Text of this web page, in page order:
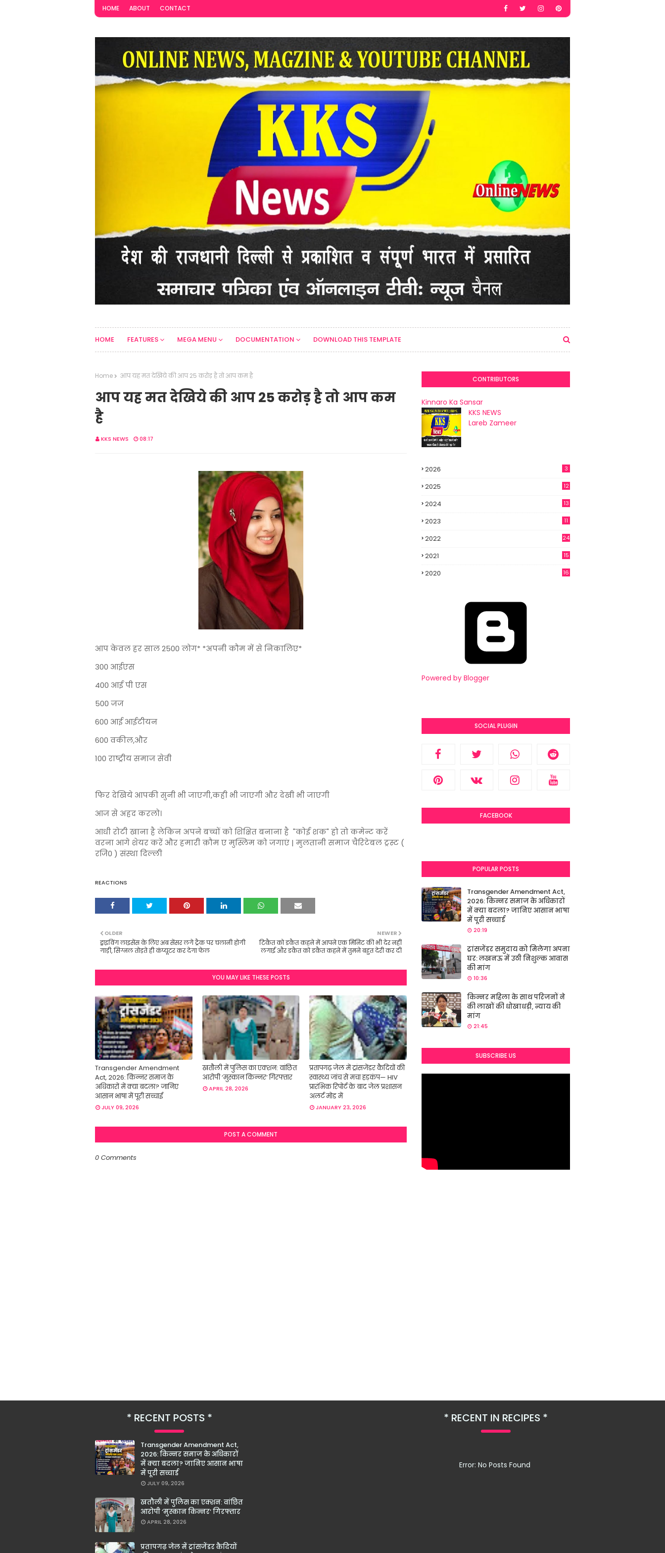
HOME ABOUT CONTACT
HOME FEATURES MEGA MENU DOCUMENTATION DOWNLOAD THIS TEMPLATE
Home आप यह मत देखिये की आप 25 करोड़ है तो आप कम है
आप यह मत देखिये की आप 25 करोड़ है तो आप कम
है
KKS NEWS 08:17
आप केवल हर साल 2500 लोग* *अपनी कौम में से निकालिए*
300 आईएस
400 आई पी एस
500 जज
600 आई आईटीयन
600 वकील,और
100 राष्ट्रीय समाज सेवी
फिर देखिये आपकी सुनी भी जाएगी,कही भी जाएगी और देखी भी जाएगी
आज से अहद करलो।
आधी रोटी खाना है लेकिन अपने बच्चों को शिक्षित बनाना है "कोई शक" हो तो कमेन्ट करें
वरना आगे शेयर करें और हमारी क़ौम ए मुस्लिम को जगाएं | मुलतानी समाज चैरिटेबल ट्रस्ट (
रजि0 ) संस्था दिल्ली
REACTIONS
NEWER
टिकैत को डकैत कहने में आपने एक मिनिट की भी देर नहीं
लगाई और डकैत को डकैत कहने में तुमने बहुत देरी कर दी
OLDER
ड्राइविंग लाइसेंस के लिए अब सेंसर लगे ट्रैक पर चलानी होगी
गाड़ी, सिग्नल तोड़ते ही कंप्यूटर कर देगा फेल
YOU MAY LIKE THESE POSTS
Transgender Amendment
Act, 2026: किन्नर समाज के
अधिकारों में क्या बदला? जानिए
आसान भाषा में पूरी सच्चाई
JULY 09, 2026
खतौली में पुलिस का एक्शन: वांछित
आरोपी ‘मुस्कान किन्नर’ गिरफ्तार
APRIL 28, 2026
प्रतापगढ़ जेल में ट्रांसजेंडर कैदियों की
स्वास्थ्य जांच से मचा हड़कंप— HIV
प्रारंभिक रिपोर्ट के बाद जेल प्रशासन
अलर्ट मोड में
JANUARY 23, 2026
POST A COMMENT
0 Comments
CONTRIBUTORS
Kinnaro Ka Sansar
KKS NEWS
Lareb Zameer
2026 3
2025 12
2024 13
2023 11
2022 24
2021
15
2020
16
Powered by Blogger
SOCIAL PLUGIN
FACEBOOK
POPULAR POSTS
Transgender Amendment Act,
2026: किन्नर समाज के अधिकारों
में क्या बदला? जानिए आसान भाषा
में पूरी सच्चाई
20:19
ट्रांसजेंडर समुदाय को मिलेगा अपना
घर: लखनऊ में उठी निशुल्क आवास
की मांग
10:36
किन्नर महिला के साथ परिजनों ने
की लाखों की धोखाधड़ी, न्याय की
मांग
21:45
SUBSCRIBE US
RECENT POSTS
Transgender Amendment Act,
2026: किन्नर समाज के अधिकारों
में क्या बदला? जानिए आसान भाषा
में पूरी सच्चाई
JULY 09, 2026
खतौली में पुलिस का एक्शन: वांछित
आरोपी ‘मुस्कान किन्नर’ गिरफ्तार
APRIL 28, 2026
प्रतापगढ़ जेल में ट्रांसजेंडर कैदियों
RECENT IN RECIPES
Error: No Posts Found